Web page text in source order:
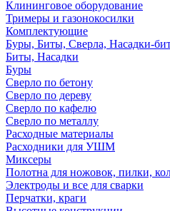
Клининговое оборудование
Тримеры и газонокосилки
Комплектующие
Буры, Биты, Сверла, Насадки-
Биты, Насадки
Буры
Сверло по бетону
Сверло по дереву
Сверло по кафелю
Сверло по металлу
Расходные материалы
Расходники для УШМ
Миксеры
Полотна для ножовок, пилки,
Электроды и все для сварки
Перчатки, краги